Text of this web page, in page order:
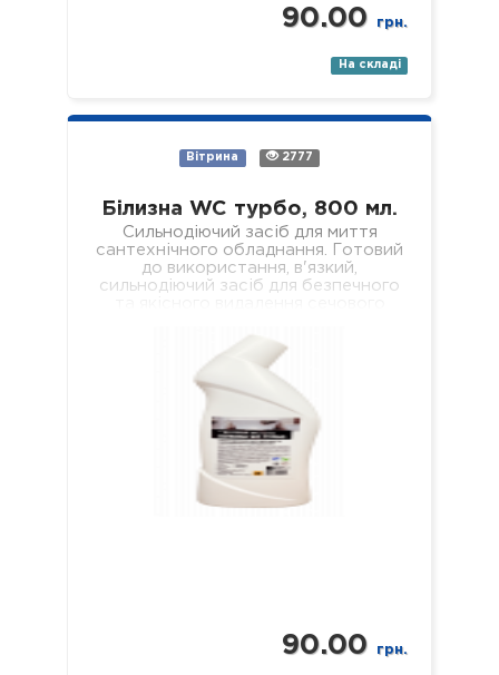
90.00 грн.
На складі
Вітрина 2777
Білизна WC турбо, 800 мл.
Сильнодіючий засіб для миття
сантехнічного обладнання. Готовий
до використання, в'язкий,
сильнодіючий засіб для безпечного
відкладень з внутрішніх поверхонь…
90.00 грн.